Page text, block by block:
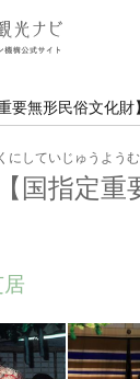
要無形民俗文化財】
していじゅうよう
国指定重